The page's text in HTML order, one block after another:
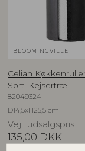
BLOOMINGVILLE
Celian
Sort, Kejsertræ
82049324
D14,5xH25,5 cm
Vejl. udsalgspris
135,00 DKK